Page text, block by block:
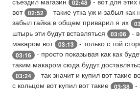
02:48
вот 02:52 - такие утка уж и забыл как
забыл гайка в общем приварил я их
штырь эти будут вставляться
03:06
-
макаром вот 03:13 - только с той
03:16 - просто показывая как как
таким макаром сюда будут
03:24 - так значит и купил вот такие
с кольцом вот купил вот такие
03:38
-